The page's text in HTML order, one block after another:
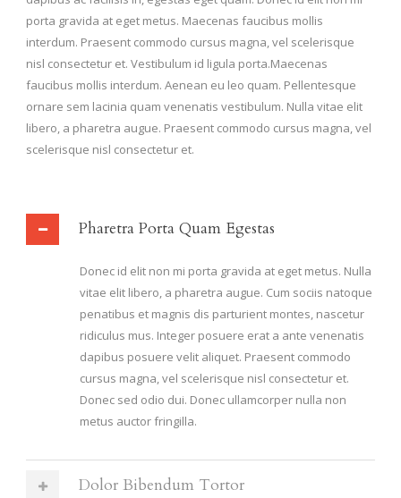
porta gravida at eget metus. Maecenas faucibus mollis
interdum. Praesent commodo cursus magna, vel scelerisque
nisl consectetur et. Vestibulum id ligula porta.Maecenas
faucibus mollis interdum. Aenean eu leo quam. Pellentesque
ornare sem lacinia quam venenatis vestibulum. Nulla vitae elit
libero, a pharetra augue. Praesent commodo cursus magna, vel
scelerisque nisl consectetur et.
Pharetra Porta Quam Egestas
Donec id elit non mi porta gravida at eget metus. Nulla
vitae elit libero, a pharetra augue. Cum sociis natoque
penatibus et magnis dis parturient montes, nascetur
ridiculus mus. Integer posuere erat a ante venenatis
dapibus posuere velit aliquet. Praesent commodo
cursus magna, vel scelerisque nisl consectetur et.
Donec sed odio dui. Donec ullamcorper nulla non
metus auctor fringilla.
Dolor Bibendum Tortor